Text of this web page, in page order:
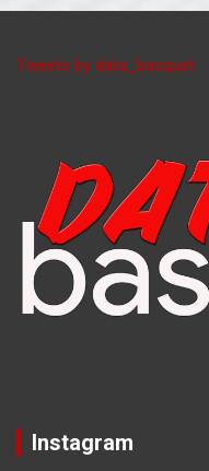
Tweets by data_basquet
Instagram